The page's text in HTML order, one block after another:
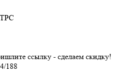
ссылку - сделаем скидку!
188